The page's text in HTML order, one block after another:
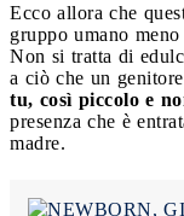
Ecco allora che
gruppo umano
Non si tratta di
a ciò che un
tu, così piccolo e
presenza che è
madre.